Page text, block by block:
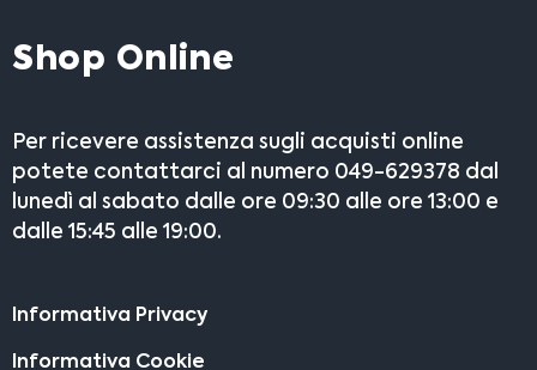
Shop Online
Per ricevere assistenza sugli acquisti online
potete contattarci al numero 049-629378 dal
lunedì al sabato dalle ore 09:30 alle ore 13:00 e
dalle 15:45 alle 19:00.
Informativa Privacy
Informativa Cookie